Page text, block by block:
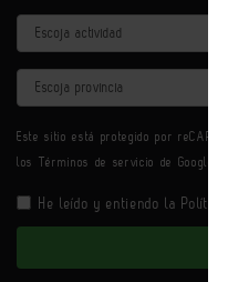
Actividad
Provincia
Este sitio está protegido por
los Términos de servicio de Google.
He leído y entiendo la